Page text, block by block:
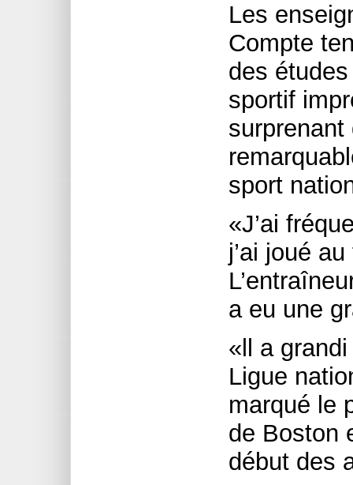
Les
Compte
des
sportif
sport
«J’ai
j’ai joué
a eu une
«ll a
Ligue
marqué le
de Boston
début des